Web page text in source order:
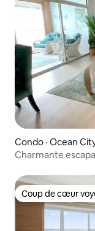
Condo · Ocean
Charmante
Coup de cœur
Coup de cœur